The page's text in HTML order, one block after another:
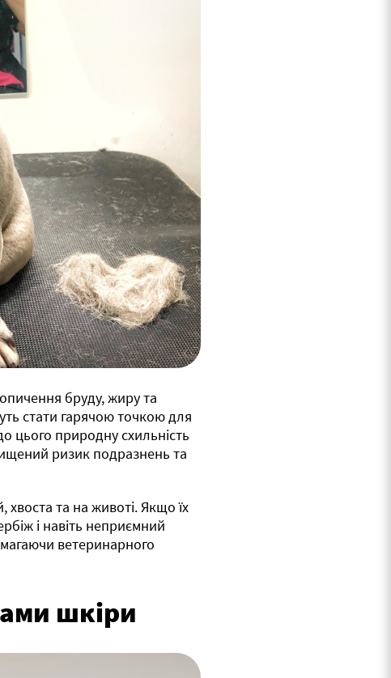
бруду, жиру та
стати гарячою точкою для
цього природну схильність
ризик подразнень та
та на животі. Якщо їх
і навіть неприємний
ветеринарного
шкіри